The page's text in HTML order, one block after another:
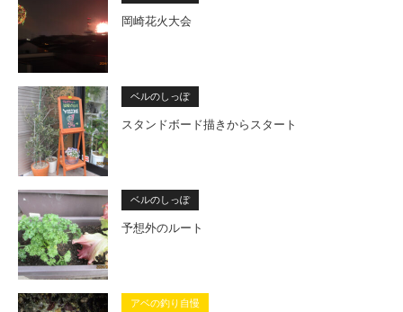
岡崎花火大会
ベルのしっぽ
スタンドボード描きからスタート
ベルのしっぽ
予想外のルート
アベの釣り自慢